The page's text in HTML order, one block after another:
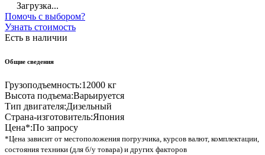
Загрузка...
Помочь с выбором?
Узнать стоимость
Есть в наличии
Общие сведения
Грузоподъемность:12000 кг
Высота подъема:Варьируется
Тип двигателя:Дизельный
Страна-изготовитель:Япония
Цена*:По запросу
*Цена зависит от местоположения погрузчика, курсов валют, комплектации,
состояния техники (для б/у товара) и других факторов